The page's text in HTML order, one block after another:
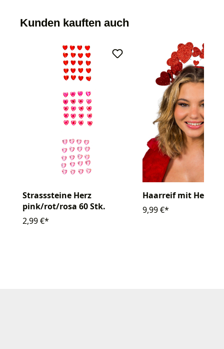
Kunden kauften auch
Strasssteine Herz
pink/rot/rosa 60 Stk.
2,99 €*
Haarreif mit Herzen
9,99 €*